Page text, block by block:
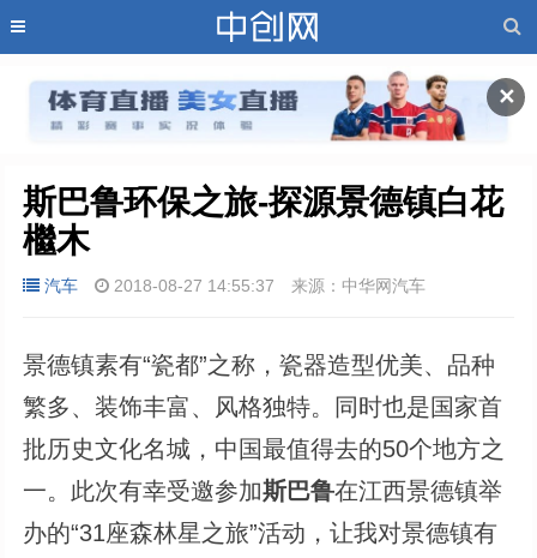
✕
斯巴鲁环保之旅-探源景德镇白花
檵木
汽车 2018-08-27 14:55:37 来源：中华网汽车
景德镇素有“瓷都”之称，瓷器造型优美、品种
繁多、装饰丰富、风格独特。同时也是国家首
批历史文化名城，中国最值得去的50个地方之
一。此次有幸受邀参加斯巴鲁在江西景德镇举
办的“31座森林星之旅”活动，让我对景德镇有